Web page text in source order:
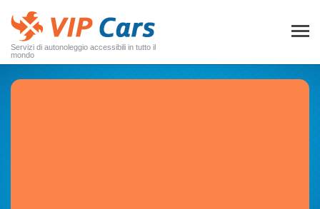
Servizi di autonoleggio accessibili in tutto il
mondo